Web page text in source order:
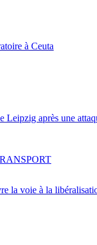
à Ceuta
après une
la voie à la